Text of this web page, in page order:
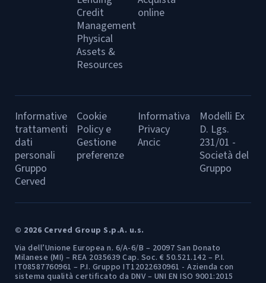
Credit
Management
Physical
Assets &
Resources
online
Informative
trattamenti
dati
personali
Gruppo
Cerved
Cookie
Policy e
Gestione
preferenze
Informativa
Privacy
Ancic
Modelli Ex
D. Lgs.
231/01 -
Società del
Gruppo
© 2026 Cerved Group S.p.A. u.s.
Via dell’Unione Europea n. 6/A-6/B – 20097 San Donato
Milanese (MI) – REA 2035639 Cap. Soc. € 50.521.142 – P.I.
IT08587760961 – P.I. Gruppo IT12022630961 - Azienda con
sistema qualità certificato da DNV – UNI EN ISO 9001:2015